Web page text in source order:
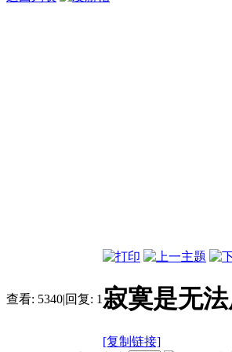
查看: 5340|回复: 1寂寞是无
[复制链接]